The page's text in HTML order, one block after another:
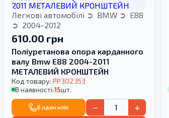
Легкові автомобілі BMW
E88
2004-2012
610.00 грн
Поліуретанова опора карданного
валу Bmw E88 2004-2011
МЕТАЛЕВИЙ КРОНШТЕЙН
Код товару: PP302353
В наявності:15шт.
В один клік − +